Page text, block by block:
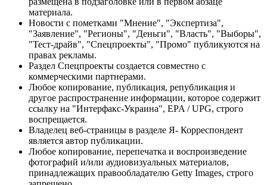
материала.
Новости с пометками "Мнение", "Экспертиза",
"Заявление", "Регионы", "Деньги", "Власть", "Выборы",
"Тест-драйв", "Спецпроекты", "Промо" публикуются на
правах рекламы.
Раздел Спецпроекты создается совместно с
коммерческими партнерами.
Любое копирование, публикация, републикация и
другое распространение информации, которое содержит
ссылку на "Интерфакс-Украина", EPA / UPG, строго
воспрещается.
Владелец веб-страницы в разделе Я- Корреспондент
является автор публикации.
Любое копирование, перепечатка и воспроизведение
фотографий и/или аудиовизуальных материалов,
принадлежащих правообладателю Getty Images, строго